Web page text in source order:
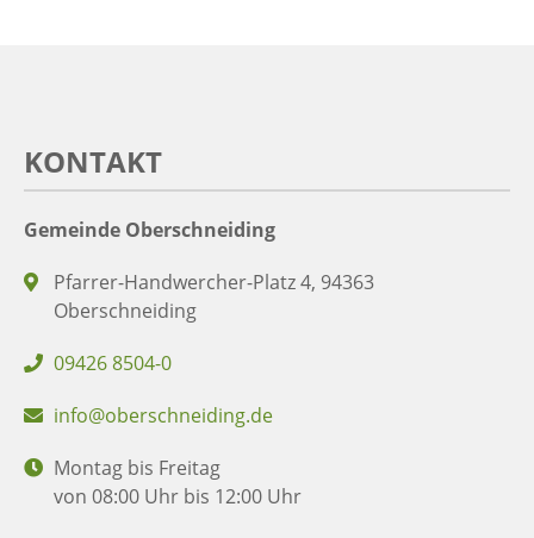
KONTAKT
Gemeinde Oberschneiding
Pfarrer-Handwercher-Platz 4, 94363
Oberschneiding
09426 8504-0
info@oberschneiding.de
Montag bis Freitag
von 08:00 Uhr bis 12:00 Uhr